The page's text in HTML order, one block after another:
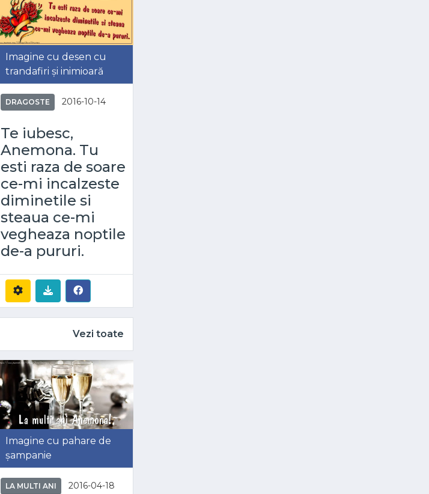
Imagine cu desen cu
trandafiri și inimioară
DRAGOSTE 2016-10-14
Te iubesc,
Anemona. Tu
esti raza de soare
ce-mi incalzeste
diminetile si
steaua ce-mi
vegheaza noptile
de-a pururi.
Vezi toate
Imagine cu pahare de
șampanie
LA MULTI ANI 2016-04-18